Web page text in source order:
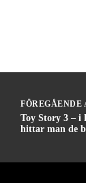
Toy Story 3 – i
hittar man de